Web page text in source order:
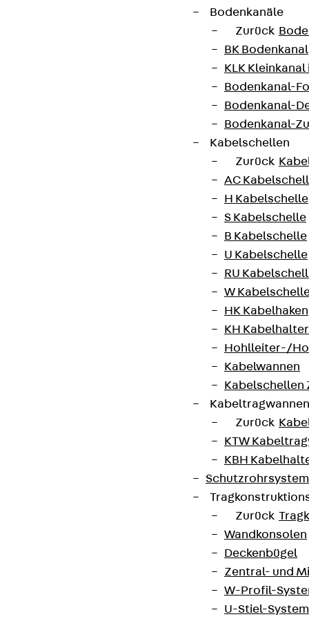
Bodenkanäle
Zurück
BK Bodenkanal
KLK
Bodenkanal-
Bodenkanal-
Bodenkanal-
Kabelschellen
Zurück
AC
H Kabelschelle
S Kabelschelle
B Kabelschelle
U Kabelschelle
RU
W
HK Kabelhaken
KH Kabelhalter
Hohlleiter-/
Kabelwannen
Kabelschellen
Zurück
KTW
KBH
Zurück
Wandkonsolen
Deckenbügel
Zentral- und
W-Profil-
U-Stiel-System
Produktneuheiten, Referenzen und aktuellen
Partner von Anfang bis Zukunft.